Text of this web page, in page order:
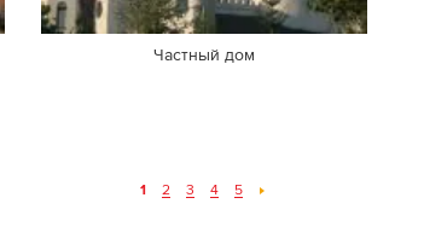
Частный дом
1 2 3 4 5